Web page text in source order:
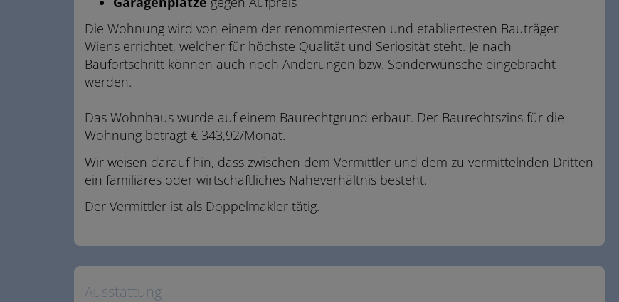
Die Wohnung wird von einem der renommiertesten und etabliertesten Bauträger
Wiens errichtet, welcher für höchste Qualität und Seriosität steht. Je nach
Baufortschritt können auch noch Änderungen bzw. Sonderwünsche eingebracht
werden.
Das Wohnhaus wurde auf einem Baurechtgrund erbaut. Der Baurechtszins für die
Wohnung beträgt € 343,92/Monat.
Wir weisen darauf hin, dass zwischen dem Vermittler und dem zu vermittelnden Dritten
ein familiäres oder wirtschaftliches Naheverhältnis besteht.
Der Vermittler ist als Doppelmakler tätig.
Ausstattung